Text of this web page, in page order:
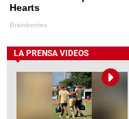
LA PRENSA VIDEOS